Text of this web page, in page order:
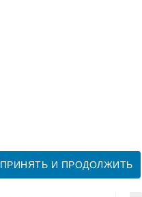
ПРИНЯТЬ И ПРОДОЛЖИТЬ